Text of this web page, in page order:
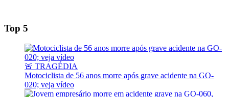
Top 5
🚨 TRAGÉDIA
Motociclista de 56 anos morre após grave acidente na GO-
020; veja vídeo